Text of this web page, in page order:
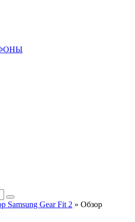
Samsung Gear Fit 2 » Обзор